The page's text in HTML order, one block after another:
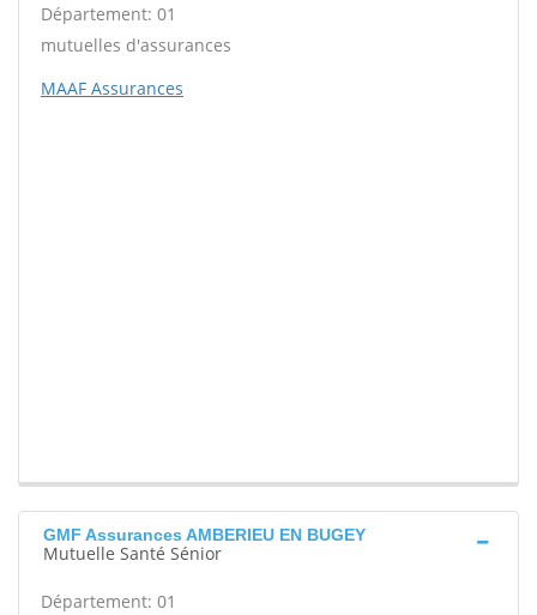
Département: 01
mutuelles d'assurances
MAAF Assurances
GMF Assurances AMBERIEU EN BUGEY
Mutuelle Santé Sénior
Département: 01